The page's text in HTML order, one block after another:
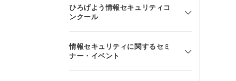
ひろげよう情報セキュリティコ
ンクール
情報セキュリティに関するセミ
ナー・イベント